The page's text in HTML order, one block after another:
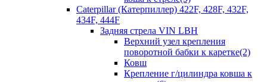
Caterpillar (Катерпиллер) 422F, 428F, 432F,
434F, 444F
Задняя стрела VIN LBH
Верхний узел крепления
поворотной бабки к каретке(2)
Ковш
Крепление г/цилиндра ковша к